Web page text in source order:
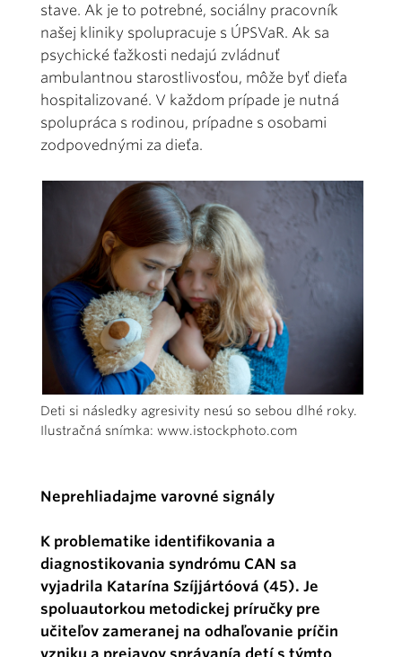
stave. Ak je to potrebné, sociálny pracovník
našej kliniky spolupracuje s ÚPSVaR. Ak sa
psychické ťažkosti nedajú zvládnuť
ambulantnou starostlivosťou, môže byť dieťa
hospitalizované. V každom prípade je nutná
spolupráca s rodinou, prípadne s osobami
zodpovednými za dieťa.
Deti si následky agresivity nesú so sebou dlhé roky.
Ilustračná snímka: www.istockphoto.com
Neprehliadajme varovné signály
K problematike identifikovania a
diagnostikovania syndrómu CAN sa
vyjadrila Katarína Szíjjártóová (45). Je
spoluautorkou metodickej príručky pre
učiteľov zameranej na odhaľovanie príčin